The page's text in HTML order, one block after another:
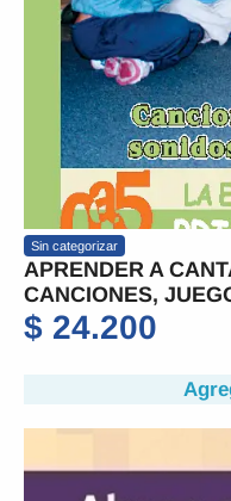
Sin categorizar
APRENDER A
CANCIONES,
$ 24.200